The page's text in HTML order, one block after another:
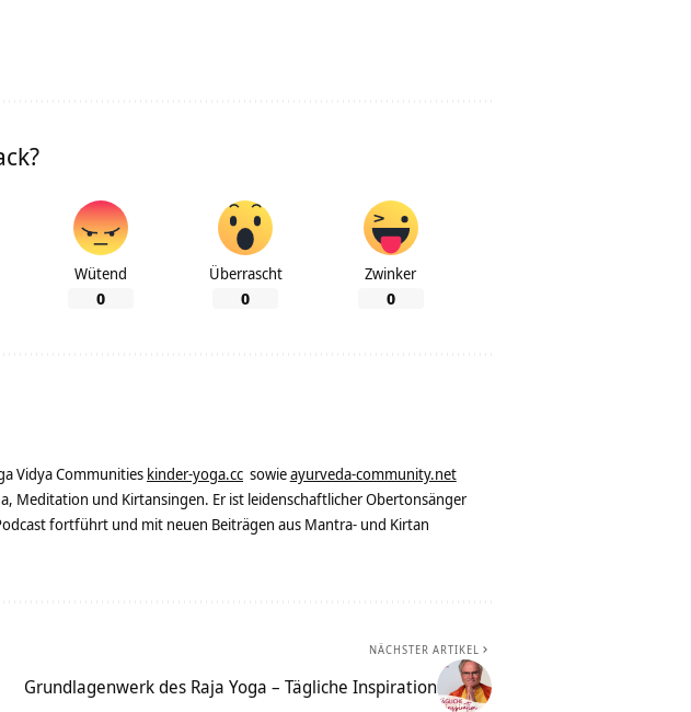
Wütend
0
Überrascht
0
Zwinker
0
Vidya Communities kinder-yoga.cc sowieayurveda-community.net
Meditation und Kirtansingen. Er ist leidenschaftlicher Obertonsänger
fortführt und mit neuen Beiträgen aus Mantra- und Kirtan
NÄCHSTER ARTIKEL
Grundlagenwerk des Raja Yoga – Tägliche Inspiration